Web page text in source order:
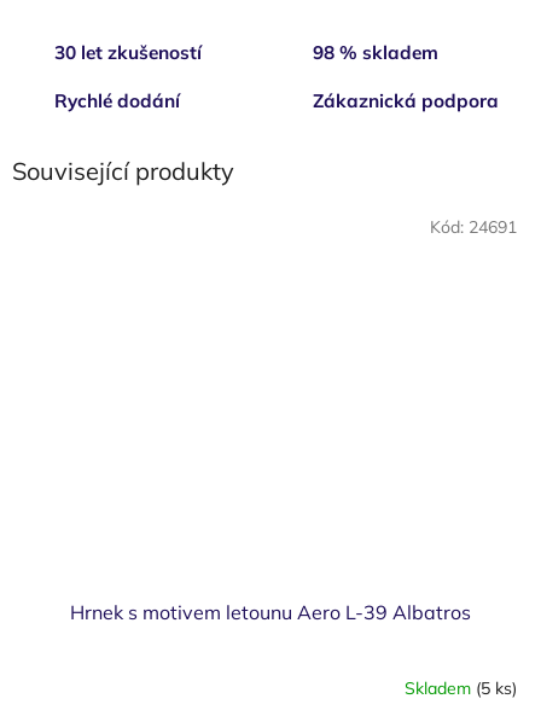
30 let zkušeností 98 % skladem
Rychlé dodání Zákaznická podpora
Související produkty
Hrnek s motivem letounu Aero L-39 Albatros
Skladem (5 ks)
Kód: 24691